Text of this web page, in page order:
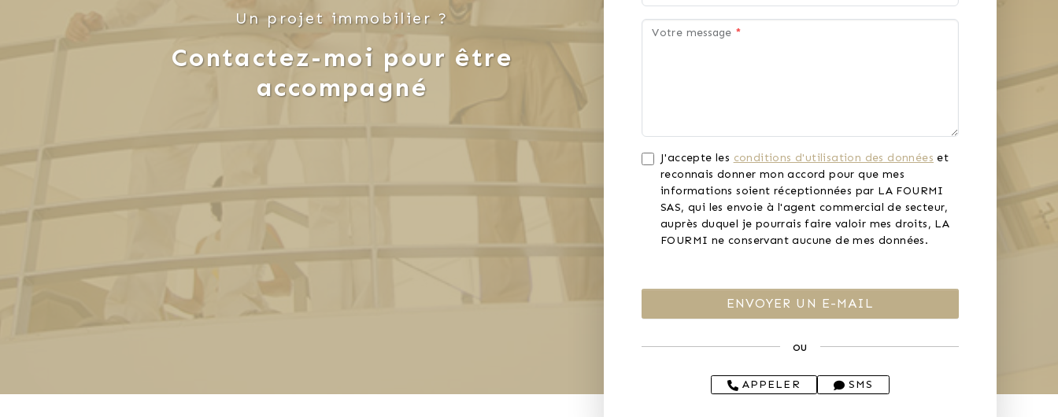
Un projet immobilier ?
Contactez-moi pour être
accompagné
Votre message *
J'accepte les conditions d'utilisation des données et
reconnais donner mon accord pour que mes
informations soient réceptionnées par LA FOURMI
SAS, qui les envoie à l'agent commercial de secteur,
auprès duquel je pourrais faire valoir mes droits, LA
FOURMI ne conservant aucune de mes données.
ou
APPELER SMS